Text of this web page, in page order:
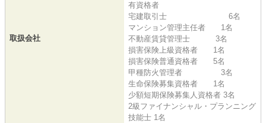
取扱会社
有資格者
宅建取引士 6名
マンション管理主任者 1名
不動産賃貸管理士 3名
損害保険上級資格者 1名
損害保険普通資格者 5名
甲種防火管理者 3名
生命保険募集資格者 1名
少額短期保険募集人資格者 3名
2級ファイナンシャル・プランニング
技能士 1名